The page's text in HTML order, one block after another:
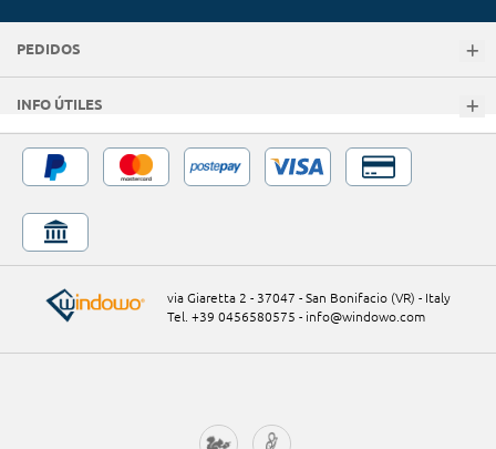
PEDIDOS
INFO ÚTILES
via Giaretta 2 - 37047 - San Bonifacio (VR) - Italy
Tel. +39 0456580575 - info@windowo.com